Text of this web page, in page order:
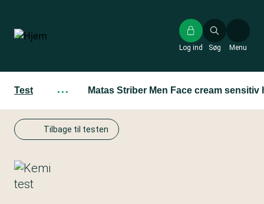
hovedindhold
Søg
Log ind Menu
Test ··· Matas Striber Men Face cream
Tilbage til testen